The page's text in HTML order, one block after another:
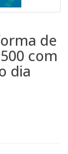
de
com
dia